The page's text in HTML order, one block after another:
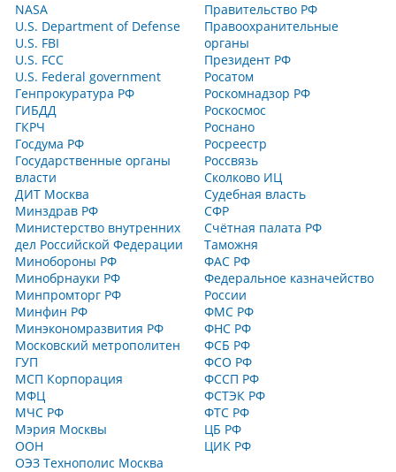
NASA
U.S. Department of Defense
U.S. FBI
U.S. FCC
U.S. Federal government
Генпрокуратура РФ
ГИБДД
ГКРЧ
Госдума РФ
Государственные органы
власти
ДИТ Москва
Минздрав РФ
Министерство внутренних
дел Российской Федерации
Минобороны РФ
Минобрнауки РФ
Минпромторг РФ
Минфин РФ
Минэкономразвития РФ
Московский метрополитен
ГУП
МСП Корпорация
МФЦ
МЧС РФ
Мэрия Москвы
ООН
ОЭЗ Технополис Москва
Правительство РФ
Правоохранительные
органы
Президент РФ
Росатом
Роскомнадзор РФ
Роскосмос
Роснано
Росреестр
Россвязь
Сколково ИЦ
Судебная власть
СФР
Счётная палата РФ
Таможня
ФАС РФ
Федеральное казначейство
России
ФМС РФ
ФНС РФ
ФСБ РФ
ФСО РФ
ФССП РФ
ФСТЭК РФ
ФТС РФ
ЦБ РФ
ЦИК РФ